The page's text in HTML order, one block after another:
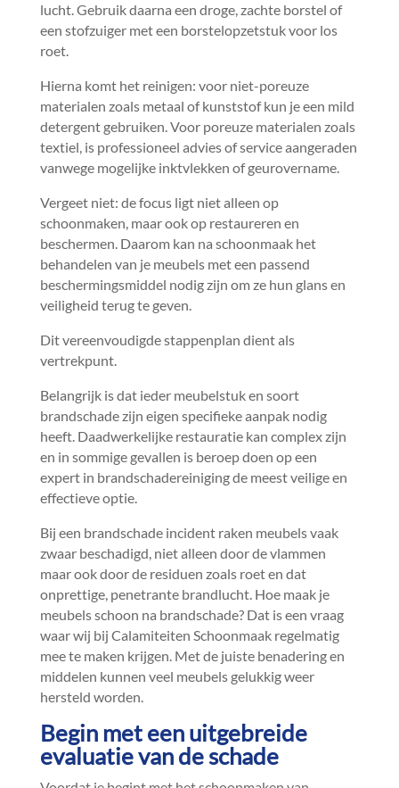
lucht.​ Gebruik daarna een droge, zachte borstel of
een stofzuiger met een borstelopzetstuk voor los
roet.​
Hierna komt het reinigen: voor niet-poreuze
materialen zoals metaal of kunststof kun je een mild
detergent gebruiken.​ Voor poreuze materialen zoals
textiel, is professioneel advies of service aangeraden
vanwege mogelijke inktvlekken of geurovername.​
Vergeet niet: de focus ligt niet alleen op
schoonmaken, maar ook op restaureren en
beschermen.​ Daarom kan na schoonmaak het
behandelen van je meubels met een passend
beschermingsmiddel nodig zijn om ze hun glans en
veiligheid terug te geven.​
Dit vereenvoudigde stappenplan dient als
vertrekpunt.​
Belangrijk is dat ieder meubelstuk en soort
brandschade zijn eigen specifieke aanpak nodig
heeft.​ Daadwerkelijke restauratie kan complex zijn
en in sommige gevallen is beroep doen op een
expert in brandschadereiniging de meest veilige en
effectieve optie.​
Bij een brandschade incident raken meubels vaak
zwaar beschadigd, niet alleen door de vlammen
maar ook door de residuen zoals roet en dat
onprettige, penetrante brandlucht.​ Hoe maak je
meubels schoon na brandschade? Dat is een vraag
waar wij bij Calamiteiten Schoonmaak regelmatig
mee te maken krijgen.​ Met de juiste benadering en
middelen kunnen veel meubels gelukkig weer
hersteld worden.​
Begin met een uitgebreide
evaluatie van de schade